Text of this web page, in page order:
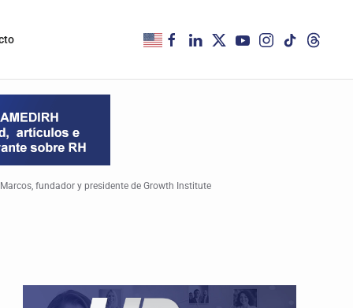
fundador y presidente de Growth Institute